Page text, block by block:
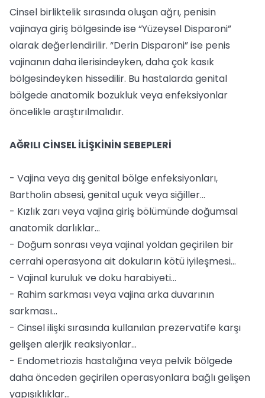
Cinsel birliktelik sırasında oluşan ağrı, penisin
vajinaya giriş bölgesinde ise “Yüzeysel Disparoni”
olarak değerlendirilir. “Derin Disparoni” ise penis
vajinanın daha ilerisindeyken, daha çok kasık
bölgesindeyken hissedilir. Bu hastalarda genital
bölgede anatomik bozukluk veya enfeksiyonlar
öncelikle araştırılmalıdır.
AĞRILI CİNSEL İLİŞKİNİN SEBEPLERİ
- Vajina veya dış genital bölge enfeksiyonları,
Bartholin absesi, genital uçuk veya siğiller…
- Kızlık zarı veya vajina giriş bölümünde doğumsal
anatomik darlıklar…
- Doğum sonrası veya vajinal yoldan geçirilen bir
cerrahi operasyona ait dokuların kötü iyileşmesi…
- Vajinal kuruluk ve doku harabiyeti…
- Rahim sarkması veya vajina arka duvarının
sarkması…
- Cinsel ilişki sırasında kullanılan prezervatife karşı
gelişen alerjik reaksiyonlar…
- Endometriozis hastalığına veya pelvik bölgede
daha önceden geçirilen operasyonlara bağlı gelişen
yapışıklıklar…